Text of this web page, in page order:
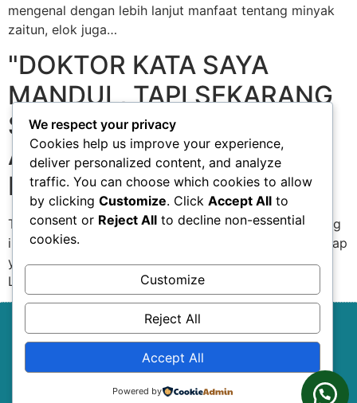
mengenal dengan lebih lanjut manfaat tentang minyak
zaitun, elok juga…
"DOKTOR KATA SAYA
MANDUL, TAPI SEKARANG
SAYA DISAHKAN HAMIL,
ALHAMDULILAH" Puan
Fahana
Tawanya, tangisnya, rengeknya, meruntun jiwa seorang
ibu. Wajahnya yang suci dan comel menenangkan setiap
yang memandang. Wanita mana tak mahukan anak?
Lelaki mana tak kepinginkan…
© 2025 Surijunior Network Sdn. Bhd. All Rights Reserved.
Shaklee Independent Distributor.
We are registered under Suruhanjaya Syarikat Malaysia
(SSM) as SURIJUNIOR NETWORK SDN. BHD. (Registration no:
We respect your privacy
Cookies help us improve your experience,
deliver personalized content, and analyze
traffic. You can choose which cookies to allow
by clicking Customize. Click Accept All to
consent or Reject All to decline non-essential
cookies.
Customize
Reject All
Accept All
Powered by